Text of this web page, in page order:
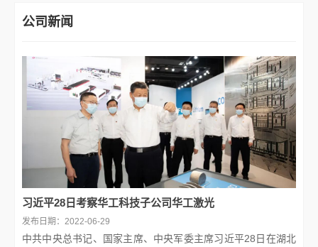
公司新闻
习近平28日考察华工科技子公司华工激光
发布日期：2022-06-29
中共中央总书记、国家主席、中央军委主席习近平28日在湖北